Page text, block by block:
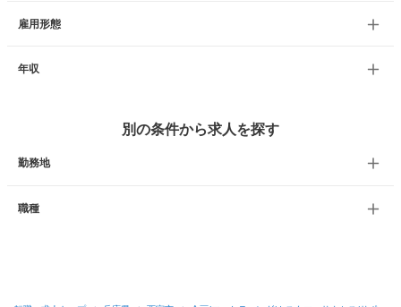
雇用形態
年収
別の条件から求人を探す
勤務地
職種